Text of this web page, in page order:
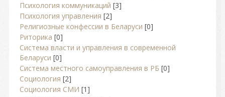
Психология коммуникаций [3]
Психология управления [2]
Религиозные конфессии в Беларуси [0]
Риторика [0]
Система власти и управления в современной
Беларуси [0]
Система местного самоуправления в РБ [0]
Социология [2]
Социология СМИ [1]